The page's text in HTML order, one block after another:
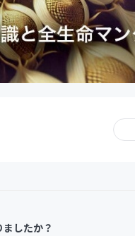
したか？